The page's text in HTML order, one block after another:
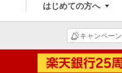
はじめての方へ
キャンペーン